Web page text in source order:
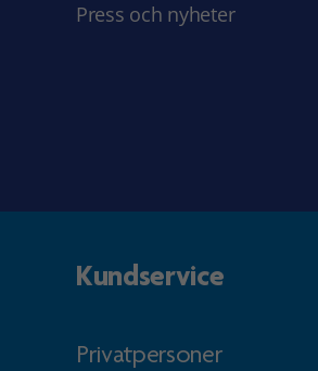
Press och nyheter
Kundservice
Privatpersoner